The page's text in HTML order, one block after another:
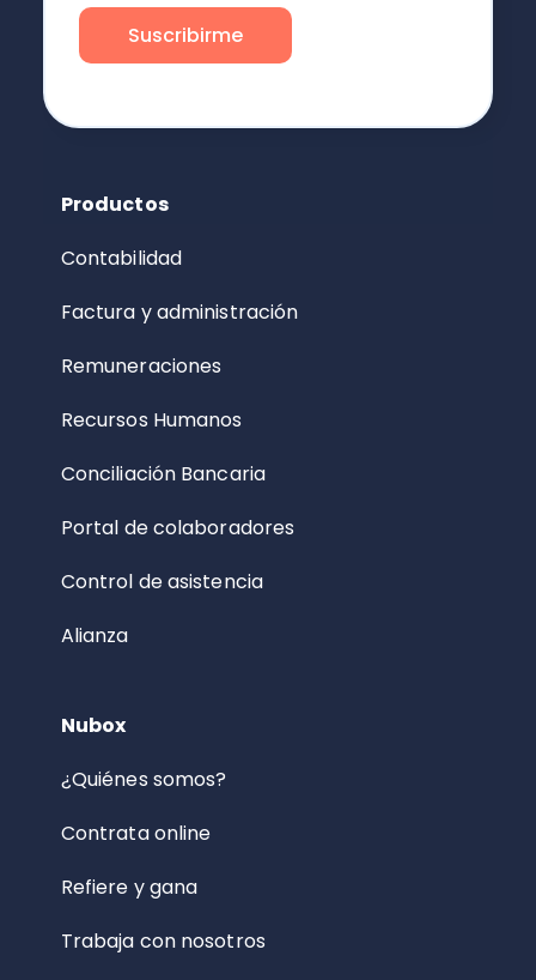
Productos
Contabilidad
Factura y administración
Remuneraciones
Recursos Humanos
Conciliación Bancaria
Portal de colaboradores
Control de asistencia
Alianza
Nubox
¿Quiénes somos?
Contrata online
Refiere y gana
Trabaja con nosotros